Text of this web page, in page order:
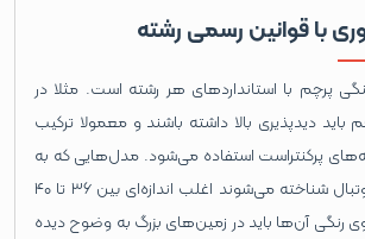
با قوانین رسمی رشته
پرچم با استانداردهای هر رشته است. مثلا در
باید دیدپذیری بالا داشته باشند و معمولا ترکیب
پرکنتراست استفاده می‌شود. مدل‌هایی که به
عنوان پرچم داوری فوتبال شناخته می‌شوند اغلب اندازه‌ای بین ۳۶ تا ۴۰
رنگی آن‌ها باید در زمین‌های بزرگ به ‌وضوح دیده